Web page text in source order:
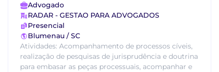
Advogado
RADAR - GESTAO PARA ADVOGADOS
Presencial
Blumenau / SC
Atividades: Acompanhamento de processos cíveis,
realização de pesquisas de jurisprudência e doutrina
para embasar as peças processuais, acompanhar e